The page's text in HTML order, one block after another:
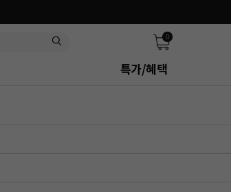
0
특가/혜택